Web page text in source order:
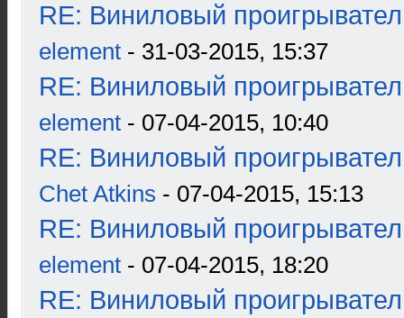
RE: Виниловый
element - 31-03-2015, 15:37
RE: Виниловый
element - 07-04-2015, 10:40
RE: Виниловый
Chet Atkins - 07-04-2015, 15:13
RE: Виниловый
element - 07-04-2015, 18:20
RE: Виниловый